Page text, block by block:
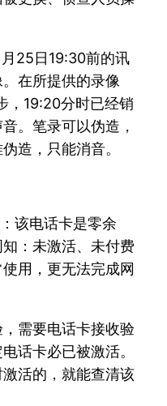
25日19:30前的讯
在所提供的录像
，19:20分时已经销
。笔录可以伪造，
造，只能消音。
该电话卡是零余
：未激活、未付费
用，更无法完成网
需要电话卡接收验
话卡必已被激活。
活的，就能查清该